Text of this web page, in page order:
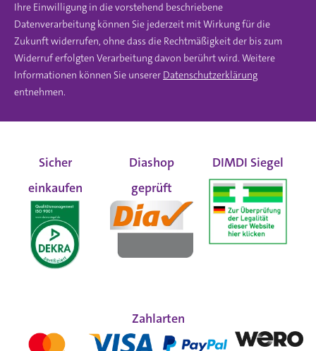
Ihre Einwilligung in die vorstehend beschriebene
Datenverarbeitung können Sie jederzeit mit Wirkung für die
Zukunft widerrufen, ohne dass die Rechtmäßigkeit der bis zum
Widerruf erfolgten Verarbeitung davon berührt wird. Weitere
Informationen können Sie unserer Datenschutzerklärung
entnehmen.
Sicher
einkaufen
Diashop
geprüft
DIMDI Siegel
Zahlarten